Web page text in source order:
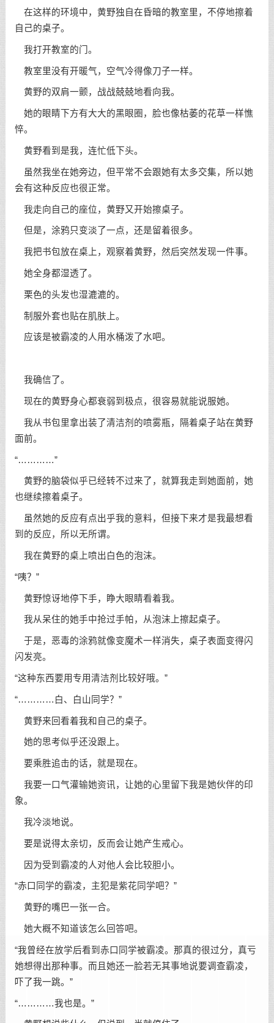
在这样的环境中，黄野独自在昏暗的教室里，不停地擦着
自己的桌子。
我打开教室的门。
教室里没有开暖气，空气冷得像刀子一样。
黄野的双肩一颤，战战兢兢地看向我。
她的眼睛下方有大大的黑眼圈，脸也像枯萎的花草一样憔
悴。
黄野看到是我，连忙低下头。
虽然我坐在她旁边，但平常不会跟她有太多交集，所以她
会有这种反应也很正常。
我走向自己的座位，黄野又开始擦桌子。
但是，涂鸦只变淡了一点，还是留着很多。
我把书包放在桌上，观察着黄野，然后突然发现一件事。
她全身都湿透了。
栗色的头发也湿漉漉的。
制服外套也贴在肌肤上。
应该是被霸凌的人用水桶泼了水吧。
我确信了。
现在的黄野身心都衰弱到极点，很容易就能说服她。
我从书包里拿出装了清洁剂的喷雾瓶，隔着桌子站在黄野
面前。
“…………”
黄野的脑袋似乎已经转不过来了，就算我走到她面前，她
也继续擦着桌子。
虽然她的反应有点出乎我的意料，但接下来才是我最想看
到的反应，所以无所谓。
我在黄野的桌上喷出白色的泡沫。
“咦？”
黄野惊讶地停下手，睁大眼睛看着我。
我从呆住的她手中抢过手帕，从泡沫上擦起桌子。
于是，恶毒的涂鸦就像变魔术一样消失，桌子表面变得闪
闪发亮。
“这种东西要用专用清洁剂比较好哦。”
“…………白、白山同学？”
黄野来回看着我和自己的桌子。
她的思考似乎还没跟上。
要乘胜追击的话，就是现在。
我要一口气灌输她资讯，让她的心里留下我是她伙伴的印
象。
我冷淡地说。
要是说得太亲切，反而会让她产生戒心。
因为受到霸凌的人对他人会比较胆小。
“赤口同学的霸凌，主犯是紫花同学吧？”
黄野的嘴巴一张一合。
她大概不知道该怎么回答吧。
“我曾经在放学后看到赤口同学被霸凌。那真的很过分，真亏
她想得出那种事。而且她还一脸若无其事地说要调查霸凌，
吓了我一跳。”
“…………我也是。”